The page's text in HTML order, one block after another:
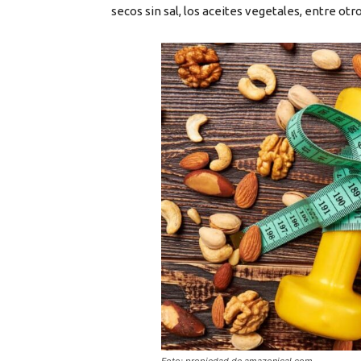
secos sin sal, los aceites vegetales, entre